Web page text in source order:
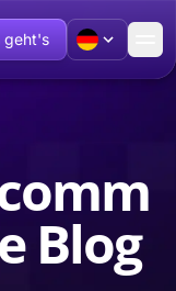
geht's
Blog